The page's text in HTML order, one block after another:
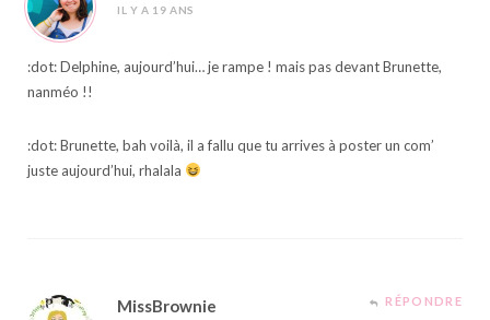
IL Y A 19 ANS
:dot: Delphine, aujourd’hui… je rampe ! mais pas devant Brunette,
nanméo !!
:dot: Brunette, bah voilà, il a fallu que tu arrives à poster un com’
juste aujourd’hui, rhalala
MissBrownie RÉPONDRE